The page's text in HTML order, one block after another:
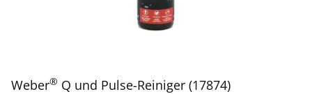
Weber® Q und Pulse-Reiniger (17874)